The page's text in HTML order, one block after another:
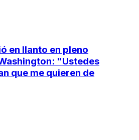
en llanto en pleno
"Ustedes
que me quieren de